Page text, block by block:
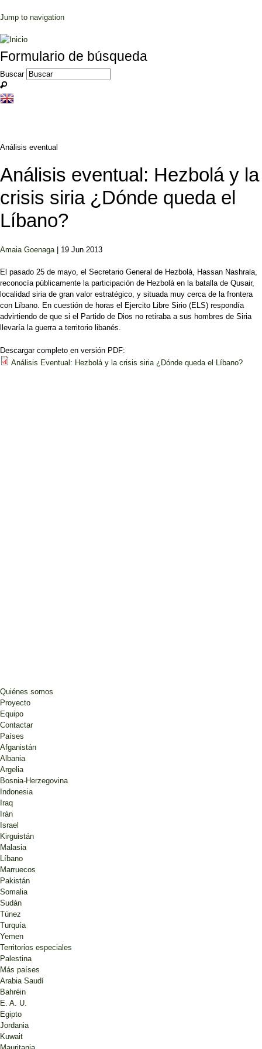
Jump to navigation
Formulario de búsqueda
Buscar
Análisis eventual
Análisis eventual: Hezbolá y la
crisis siria ¿Dónde queda el
Líbano?
Amaia Goenaga | 19 Jun 2013
El pasado 25 de mayo, el Secretario General de Hezbolá, Hassan Nashrala,
reconocía públicamente la participación de Hezbolá en la batalla de Qusair,
localidad siria de gran valor estratégico, y situada muy cerca de la frontera
con Líbano. En cuestión de horas el Ejercito Libre Sirio (ELS) respondía
advirtiendo de que si el Partido de Dios no retiraba a sus hombres de Siria
llevaría la guerra a territorio libanés.
Descargar completo en versión PDF:
Análisis Eventual: Hezbolá y la crisis siria ¿Dónde queda el Líbano?
Quiénes somos
Proyecto
Equipo
Contactar
Países
Afganistán
Albania
Argelia
Bosnia-Herzegovina
Indonesia
Iraq
Irán
Israel
Kirguistán
Malasia
Líbano
Marruecos
Pakistán
Somalia
Sudán
Túnez
Turquía
Yemen
Territorios especiales
Palestina
Más países
Arabia Saudí
Bahréin
E. A. U.
Egipto
Jordania
Kuwait